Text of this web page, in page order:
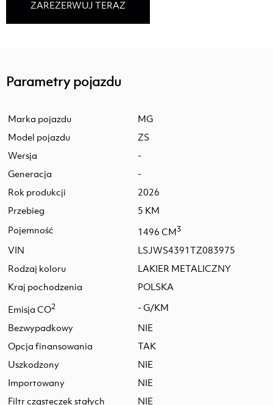
ZAREZERWUJ TERAZ
Parametry pojazdu
Marka pojazdu
MG
Model pojazdu
ZS
Wersja
-
Generacja
-
Rok produkcji
2026
Przebieg
5 KM
Pojemność
1496 CM3
VIN
LSJWS4391TZ083975
Rodzaj koloru
LAKIER METALICZNY
Kraj pochodzenia
POLSKA
Emisja CO2
- G/KM
Bezwypadkowy
NIE
Opcja finansowania
TAK
Uszkodzony
NIE
Importowany
NIE
Filtr cząsteczek stałych
NIE